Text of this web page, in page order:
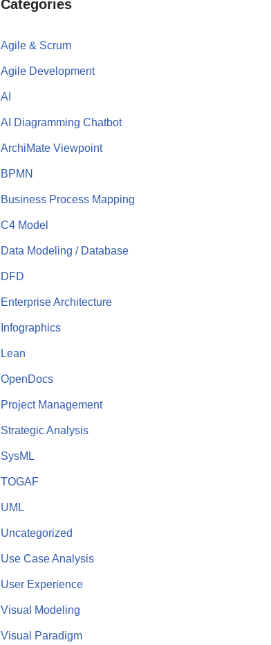
Categories
Agile & Scrum
Agile Development
AI
AI Diagramming Chatbot
ArchiMate Viewpoint
BPMN
Business Process Mapping
C4 Model
Data Modeling / Database
DFD
Enterprise Architecture
Infographics
Lean
OpenDocs
Project Management
Strategic Analysis
SysML
TOGAF
UML
Uncategorized
Use Case Analysis
User Experience
Visual Modeling
Visual Paradigm